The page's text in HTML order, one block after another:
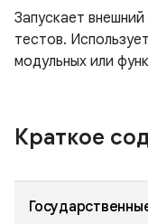
Запускает
тестов.
модульных или
Краткое